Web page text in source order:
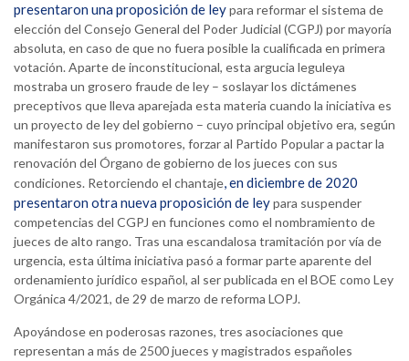
presentaron una proposición de leypara reformar el sistema de
elección del Consejo General del Poder Judicial (CGPJ) por mayoría
absoluta, en caso de que no fuera posible la cualificada en primera
votación. Aparte de inconstitucional, esta argucia leguleya
mostraba un grosero fraude de ley – soslayar los dictámenes
preceptivos que lleva aparejada esta materia cuando la iniciativa es
un proyecto de ley del gobierno – cuyo principal objetivo era, según
manifestaron sus promotores, forzar al Partido Popular a pactar la
renovación del Órgano de gobierno de los jueces con sus
condiciones. Retorciendo el chantaje, en diciembre de 2020
presentaron otra nueva proposición de leypara suspender
competencias del CGPJ en funciones como el nombramiento de
jueces de alto rango. Tras una escandalosa tramitación por vía de
urgencia, esta última iniciativa pasó a formar parte aparente del
ordenamiento jurídico español, al ser publicada en el BOE como Ley
Orgánica 4/2021, de 29 de marzo de reforma LOPJ.
Apoyándose en poderosas razones, tres asociaciones que
representan a más de 2500 jueces y magistrados españoles